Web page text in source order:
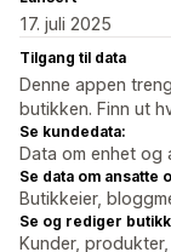
17. juli 2025
Tilgang til data
Denne appen
butikken. Finn ut
Se kundedata:
Data om enhet og
Se data om ansatte
Butikkeier,
Se og rediger
Kunder,